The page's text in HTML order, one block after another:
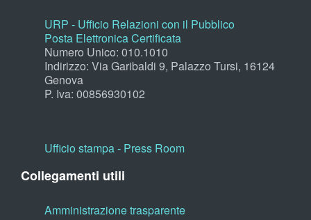
URP - Ufficio Relazioni con il Pubblico
Posta Elettronica Certificata
Numero Unico: 010.1010
Indirizzo: Via Garibaldi 9, Palazzo Tursi, 16124
Genova
P. Iva: 00856930102
Ufficio stampa - Press Room
Collegamenti utili
Amministrazione trasparente